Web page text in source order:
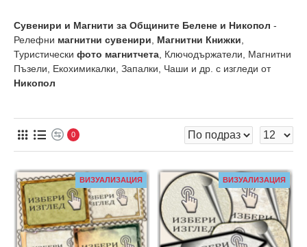
Сувенири и Магнити за Общините Белене и Никопол -
Релефни магнитни сувенири Магнитни Книжки
Туристически фото магнитчета , Ключодържатели, Магнитни
Пъзели, Екохимикалки, Запалки, Чаши и др. с изгледи от
Никопол
0
ВИЗУАЛИЗАЦИЯ ВИЗУАЛИЗАЦИЯ